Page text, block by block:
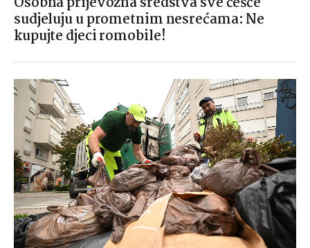
sudjeluju u prometnim nesrećama: Ne
kupujte djeci romobile!